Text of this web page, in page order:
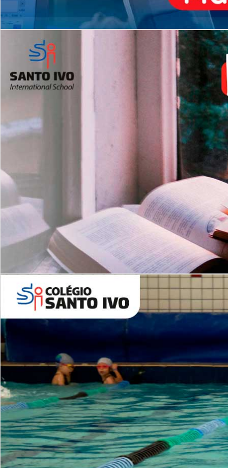
Matrículas Abertas 2026
Leituras Literárias
2º AO 5º ANO FUNDAMENTAL
es
Com imersão Bilingue - Anos
Finais
6º AO 9º ANO FUNDAMENTAL
Inglês: Turmas Reduzidas
(Proficiência)
ALUNOS NOVOS
Entre em Contato
INSTITUCIONAL